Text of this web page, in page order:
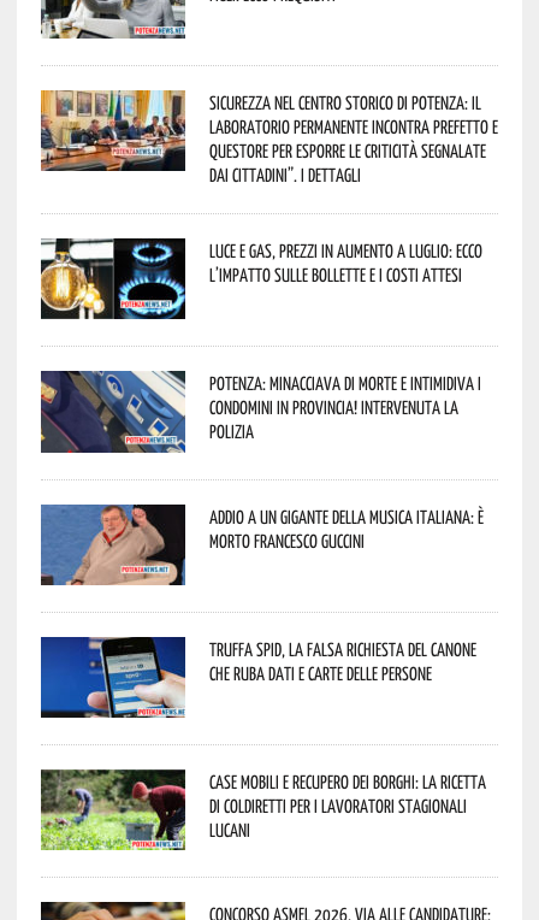
Sicurezza nel Centro Storico di Potenza: il
Laboratorio Permanente incontra Prefetto e
Questore per esporre le criticità segnalate
dai cittadini”. I dettagli
Luce e gas, prezzi in aumento a luglio: ecco
l’impatto sulle bollette e i costi attesi
Potenza: minacciava di morte e intimidiva i
condomini in provincia! Intervenuta la
Polizia
Addio a un gigante della musica italiana: è
morto Francesco Guccini
Truffa Spid, la falsa richiesta del canone
che ruba dati e carte delle persone
Case mobili e recupero dei borghi: la ricetta
di Coldiretti per i lavoratori stagionali
lucani
Concorso Asmel 2026, via alle candidature: